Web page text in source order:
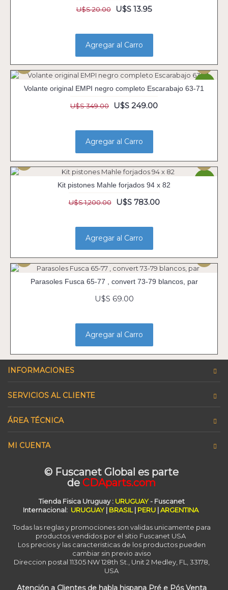
U$S 20.00 U$S 13.95
Agregar al Carro
Volante original EMPI negro completo Escarabajo 63-71
U$S 349.00 U$S 249.00
Agregar al Carro
Kit pistones Mahle forjados 94 x 82
U$S 1,200.00 U$S 783.00
Agregar al Carro
Parasoles Fusca 65-77 , convert 73-79 blancos, par
U$S 69.00
Agregar al Carro
INFORMACIONES
SERVICIOS AL CLIENTE
ÁREA TÉCNICA
MI CUENTA
© Fuscanet Global es parte
de CDAparts.com
Tienda Fisica Uruguay: URUGUAY- Fuscanet
Internacional: URUGUAY | BRASIL| PERU |ARGENTINA
Todas las reglas y promociones son validas unicamente para
productos vendidos por el sitio Fuscanet USA
Los precios y las caracteristicas de los productos pueden
cambiar sin previo aviso
Direccion postal 11305 NW 128th St., Unit 2 Medley, FL, 33178,
USA
Atención a Clientes de habla hispana Pré e Pós Venta